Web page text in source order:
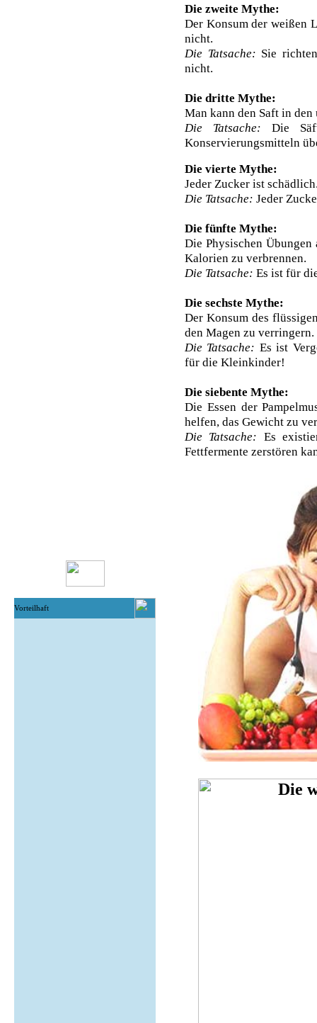
Die zweite Mythe:
Der Konsum der weißen
nicht.
Die Tatsache: Sie
nicht.
Die dritte Mythe:
Man kann den Saft in
Die Tatsache: Die
Konservierungsmitteln
Die vierte Mythe:
Jeder Zucker ist
Die Tatsache: Jeder
Die fünfte Mythe:
Die Physischen
Kalorien zu verbrennen.
Die Tatsache: Es ist für
Die sechste Mythe:
Der Konsum des
den Magen zu verringern.
Die Tatsache: Es ist
für die Kleinkinder!
Die siebente Mythe:
Die Essen der
helfen, das Gewicht zu
Die Tatsache: Es
Fettfermente zerstören
Vorteilhaft